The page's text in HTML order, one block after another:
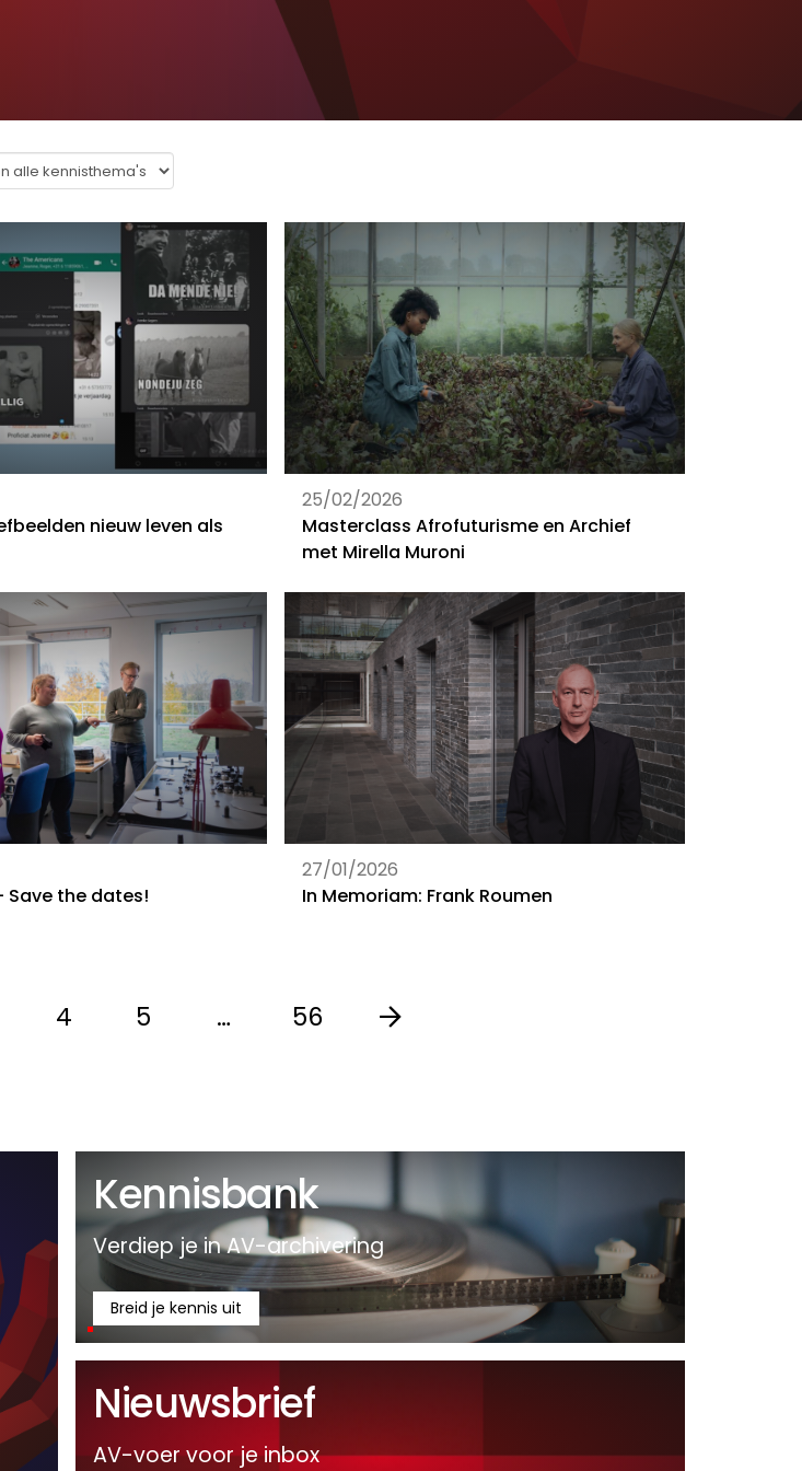
nieuw leven als
25/02/2026
Masterclass Afrofuturisme en Archief
met Mirella Muroni
Save the dates!
27/01/2026
In Memoriam: Frank Roumen
4 5 … 56 Next
Kennisbank
Verdiep je in AV-archivering
Breid je kennis uit
Nieuwsbrief
AV-voer voor je inbox